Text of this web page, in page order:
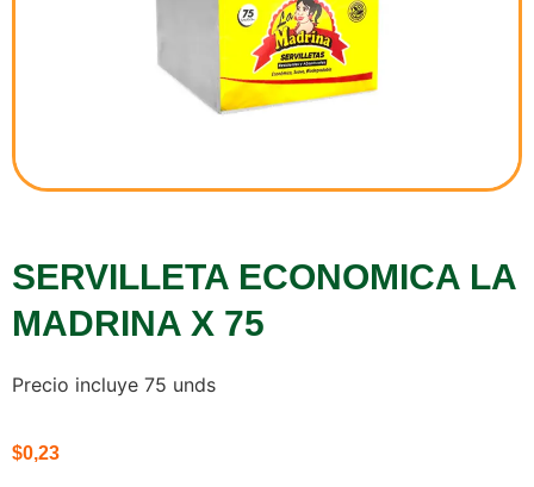
SERVILLETA ECONOMICA LA
MADRINA X 75
Precio incluye 75 unds
$0,23